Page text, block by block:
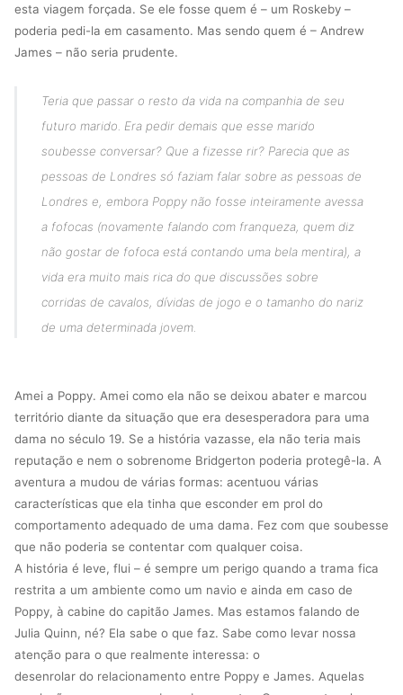
esta viagem forçada. Se ele fosse quem é – um Roskeby –
poderia pedi-la em casamento. Mas sendo quem é – Andrew
James – não seria prudente.
Teria que passar o resto da vida na companhia de seu
futuro marido. Era pedir demais que esse marido
soubesse conversar? Que a fizesse rir? Parecia que as
pessoas de Londres só faziam falar sobre as pessoas de
Londres e, embora Poppy não fosse inteiramente avessa
a fofocas (novamente falando com franqueza, quem diz
não gostar de fofoca está contando uma bela mentira), a
vida era muito mais rica do que discussões sobre
corridas de cavalos, dívidas de jogo e o tamanho do nariz
de uma determinada jovem.
Amei a Poppy. Amei como ela não se deixou abater e marcou
território diante da situação que era desesperadora para uma
dama no século 19. Se a história vazasse, ela não teria mais
reputação e nem o sobrenome Bridgerton poderia protegê-la. A
aventura a mudou de várias formas: acentuou várias
características que ela tinha que esconder em prol do
comportamento adequado de uma dama. Fez com que soubesse
que não poderia se contentar com qualquer coisa.
A história é leve, flui – é sempre um perigo quando a trama fica
restrita a um ambiente como um navio e ainda em caso de
Poppy, à cabine do capitão James. Mas estamos falando de
Julia Quinn, né? Ela sabe o que faz. Sabe como levar nossa
atenção para o que realmente interessa: o
desenrolar do relacionamento entre Poppy e James. Aquelas